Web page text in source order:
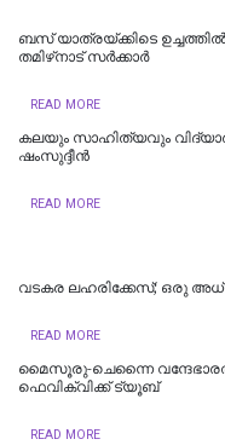
ബസ് യാത്രയ്ക്കിടെ ഉച്ചത്തിൽ
തമിഴ്‌നാട് സര്‍ക്കാര്‍
READ MORE
കലയും സാഹിത്യവും
ഷംസുദ്ദീൻ
READ MORE
വടകര ലഹരിക്കേസ്; ഒരു
READ MORE
മൈസൂരു-ചെന്നൈ
ഫെവിക്വിക്ക് ട്യൂബ്
READ MORE